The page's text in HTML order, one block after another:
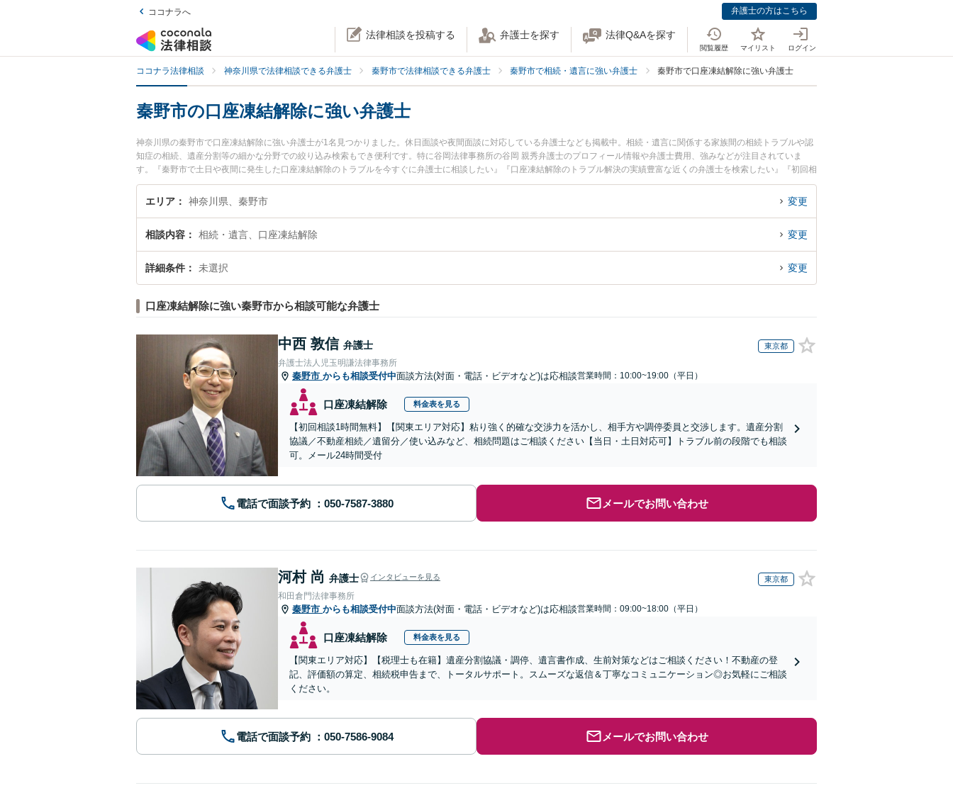
ココナラへ 弁護士の方はこちら
法律相談を投稿する 弁護士を探す 法律Q&Aを探す
閲覧履歴 マイリスト ログイン
ココナラ法律相談 神奈川県で法律相談できる弁護士 秦野市で法律相談できる弁護士 秦野市で相続・遺言に強い弁護士 秦野市で口座凍結解除に強い弁護士
秦野市の口座凍結解除に強い弁護士
神奈川県の秦野市で口座凍結解除に強い弁護士が1名見つかりました。休日面談や夜間面談に対応している弁護士なども掲載中。相続・遺言に関係する家族間の相続トラブルや認
知症の相続、遺産分割等の細かな分野での絞り込み検索もでき便利です。特に谷岡法律事務所の谷岡 親秀弁護士のプロフィール情報や弁護士費用、強みなどが注目されていま
す。『秦野市で土日や夜間に発生した口座凍結解除のトラブルを今すぐに弁護士に相談したい』『口座凍結解除のトラブル解決の実績豊富な近くの弁護士を検索したい』『初回相
談無料で口座凍結解除を法律相談できる秦野市内の弁護士に相談予約したい』などでお困りの相談者さんにおすすめです。
エリア 神奈川県、秦野市 変更
相談内容 相続・遺言、口座凍結解除 変更
詳細条件 未選択 変更
口座凍結解除に強い秦野市から相談可能な弁護士
中西 敦信 弁護士 東京都
弁護士法人児玉明謙法律事務所
秦野市 からも相談受付中面談方法(対面・電話・ビデオなど)は応相談営業時間：10:00~19:00（平日）
口座凍結解除 料金表を見る
【初回相談1時間無料】【関東エリア対応】粘り強く的確な交渉力を活かし、相手方や調停委員と交渉します。遺産分割
協議／不動産相続／遺留分／使い込みなど、相続問題はご相談ください【当日・土日対応可】トラブル前の段階でも相談
可。メール24時間受付
電話で面談予約 メールでお問い合わせ
河村 尚 弁護士 インタビューを見る 東京都
和田倉門法律事務所
秦野市 からも相談受付中面談方法(対面・電話・ビデオなど)は応相談営業時間：09:00~18:00（平日）
口座凍結解除 料金表を見る
【関東エリア対応】【税理士も在籍】遺産分割協議・調停、遺言書作成、生前対策などはご相談ください！不動産の登
記、評価額の算定、相続税申告まで、トータルサポート。スムーズな返信＆丁寧なコミュニケーション◎お気軽にご相談
ください。
電話で面談予約 メールでお問い合わせ